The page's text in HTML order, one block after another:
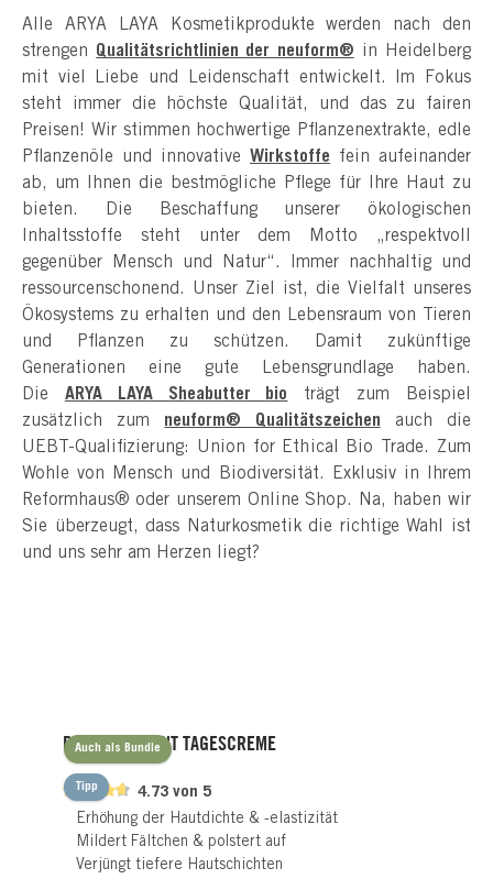
Alle ARYA LAYA Kosmetikprodukte werden nach den
strengen Qualitätsrichtlinien der neuform® in Heidelberg
mit viel Liebe und Leidenschaft entwickelt. Im Fokus
steht immer die höchste Qualität, und das zu fairen
Preisen! Wir stimmen hochwertige Pflanzenextrakte, edle
Pflanzenöle und innovative Wirkstoffe fein aufeinander
ab, um Ihnen die bestmögliche Pflege für Ihre Haut zu
bieten. Die Beschaffung unserer ökologischen
Inhaltsstoffe steht unter dem Motto „respektvoll
gegenüber Mensch und Natur“. Immer nachhaltig und
ressourcenschonend. Unser Ziel ist, die Vielfalt unseres
Ökosystems zu erhalten und den Lebensraum von Tieren
und Pflanzen zu schützen. Damit zukünftige
Generationen eine gute Lebensgrundlage haben.
Die ARYA LAYA Sheabutter bio trägt zum Beispiel
zusätzlich zum neuform® Qualitätszeichen auch die
UEBT-Qualifizierung: Union for Ethical Bio Trade. Zum
Wohle von Mensch und Biodiversität. Exklusiv in Ihrem
Reformhaus® oder unserem Online Shop. Na, haben wir
Sie überzeugt, dass Naturkosmetik die richtige Wahl ist
und uns sehr am Herzen liegt?
Produktgalerie überspringen
Tipp
Auch als Bundle
4.73 von 5
PHYTOXCELLENT TAGESCREME
Erhöhung der Hautdichte & -elastizität
Mildert Fältchen & polstert auf
Verjüngt tiefere Hautschichten